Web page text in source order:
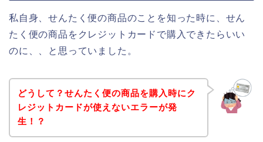
私自身、せんたく便の商品のことを知った時に、せん
たく便の商品をクレジットカードで購入できたらいい
のに、、と思っていました。
どうして？せんたく便の商品を購入時にク
レジットカードが使えないエラーが発
生！？